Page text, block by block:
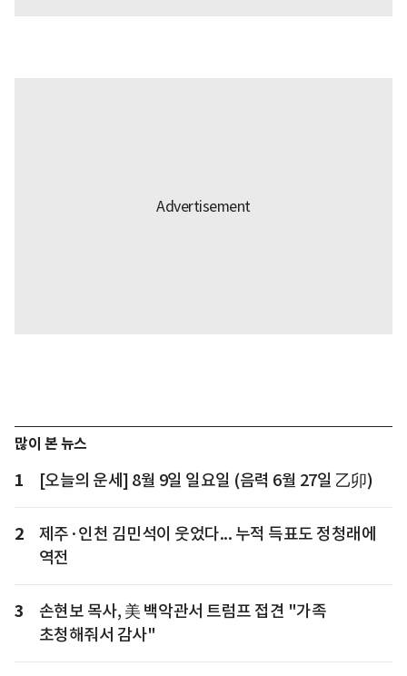
많이 본 뉴스
1 [오늘의 운세] 8월 9일 일요일 (음력 6월 27일 乙卯)
2
제주·인천 김민석이 웃었다... 누적 득표도 정청래에
역전
3
손현보 목사, 美 백악관서 트럼프 접견 "가족
초청해줘서 감사"